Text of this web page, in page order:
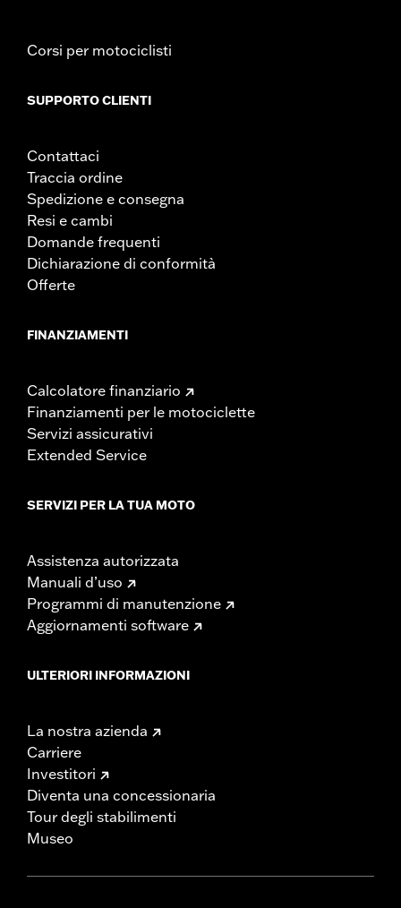
Corsi per motociclisti
SUPPORTO CLIENTI
Contattaci
Traccia ordine
Spedizione e consegna
Resi e cambi
Domande frequenti
Dichiarazione di conformità
Offerte
FINANZIAMENTI
Calcolatore finanziario
Finanziamenti per le motociclette
Servizi assicurativi
Extended Service
SERVIZI PER LA TUA MOTO
Assistenza autorizzata
Manuali d’uso
Programmi di manutenzione
Aggiornamenti software
ULTERIORI INFORMAZIONI
La nostra azienda
Carriere
Investitori
Diventa una concessionaria
Tour degli stabilimenti
Museo